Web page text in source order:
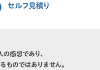
セルフ見積り
感想であり、
ものではありません。